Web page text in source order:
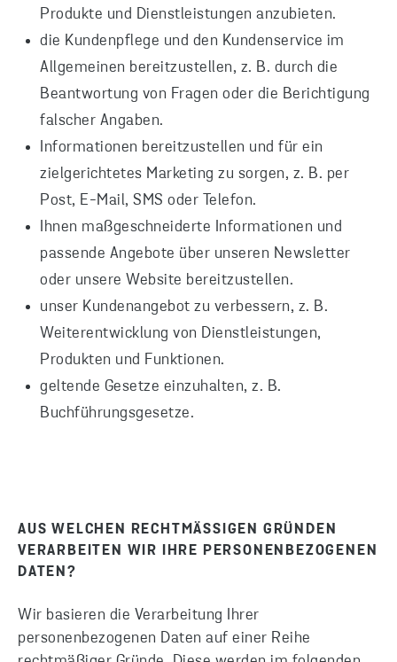
Produkte und Dienstleistungen anzubieten.
die Kundenpflege und den Kundenservice im
Allgemeinen bereitzustellen, z. B. durch die
Beantwortung von Fragen oder die Berichtigung
falscher Angaben.
Informationen bereitzustellen und für ein
zielgerichtetes Marketing zu sorgen, z. B. per
Post, E-Mail, SMS oder Telefon.
Ihnen maßgeschneiderte Informationen und
passende Angebote über unseren Newsletter
oder unsere Website bereitzustellen.
unser Kundenangebot zu verbessern, z. B.
Weiterentwicklung von Dienstleistungen,
Produkten und Funktionen.
geltende Gesetze einzuhalten, z. B.
Buchführungsgesetze.
AUS WELCHEN RECHTMÄSSIGEN GRÜNDEN V
ERARBEITEN WIR IHRE PERSONENBEZOGENEN D
ATEN?
Wir basieren die Verarbeitung Ihrer
personenbezogenen Daten auf einer Reihe